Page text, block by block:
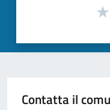
Contatta il